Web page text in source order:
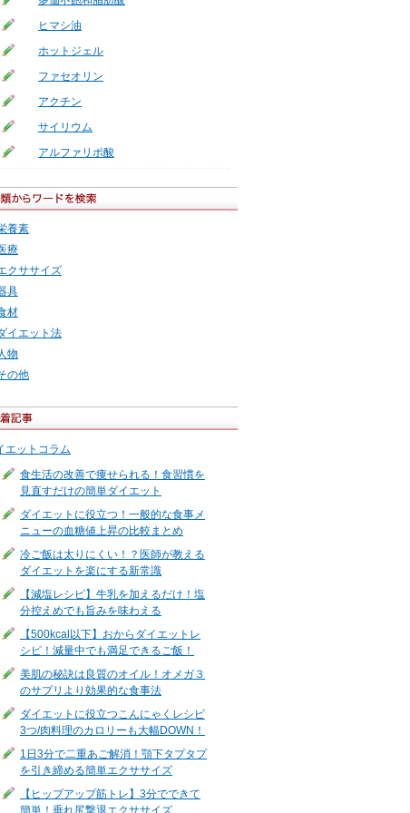
ヒマシ油
ホットジェル
ファセオリン
アクチン
サイリウム
アルファリポ酸
養素
療
クササイズ
具
材
イエット法
物
の他
エットコラム
食生活の改善で痩せられる！食習慣を
見直すだけの簡単ダイエット
ダイエットに役立つ！一般的な食事メ
ニューの血糖値上昇の比較まとめ
冷ご飯は太りにくい！？医師が教える
ダイエットを楽にする新常識
【減塩レシピ】牛乳を加えるだけ！塩
分控えめでも旨みを味わえる
【500kcal以下】おからダイエットレ
シピ！減量中でも満足できるご飯！
美肌の秘訣は良質のオイル！オメガ３
のサプリより効果的な食事法
ダイエットに役立つこんにゃくレシピ
3つ/肉料理のカロリーも大幅DOWN！
1日3分で二重あご解消！顎下タプタプ
を引き締める簡単エクササイズ
【ヒップアップ筋トレ】3分でできて
簡単！垂れ尻撃退エクササイズ